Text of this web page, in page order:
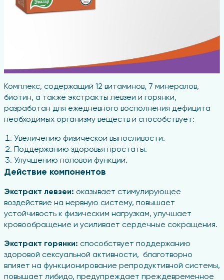
Комплекс, содержащий 12 витаминов, 7 минералов,
биотин, а также экстракты левзеи и горянки,
разработан для ежедневного восполнения дефицита
необходимых организму веществ и способствует:
Увеличению физической выносливости.
Поддержанию здоровья простаты.
Улучшению половой функции.
Действие компонентов
Экстракт левзеи: оказывает стимулирующее
воздействие на нервную систему, повышает
устойчивость к физическим нагрузкам, улучшает
кровообращение и усиливает сердечные сокращения.
Экстракт горянки: способствует поддержанию
здоровой сексуальной активности, благотворно
влияет на функционирование репродуктивной системы,
повышает либидо, предупреждает преждевременное